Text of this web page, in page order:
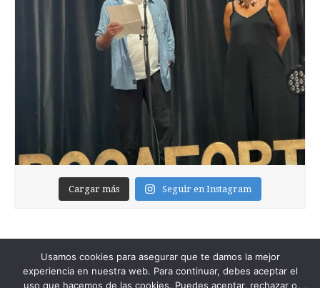
Cargar más Seguir en Instagram
Usamos cookies para asegurar que te damos la mejor
experiencia en nuestra web. Para continuar, debes aceptar el
uso que hacemos de las cookies. Puedes aceptar, rechazar o